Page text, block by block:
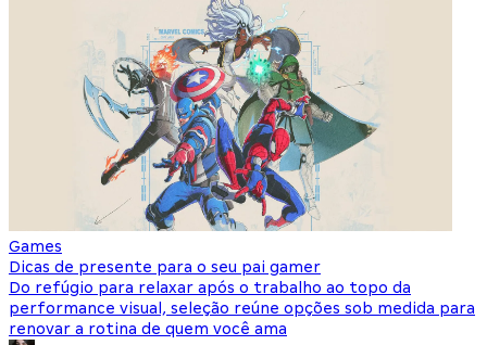
Games
Dicas de presente para o seu pai gamer
Do refúgio para relaxar após o trabalho ao topo da
performance visual, seleção reúne opções sob medida para
renovar a rotina de quem você ama